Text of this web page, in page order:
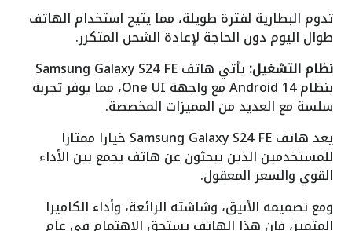
تدوم البطارية لفترة طويلة، مما يتيح استخدام الهاتف
طوال اليوم دون الحاجة لإعادة الشحن المتكرر.
نظام التشغيل:
يأتي هاتف Samsung Galaxy S24 FE
بنظام Android 14 مع واجهة One UI، مما يوفر تجربة
سلسة مع العديد من المميزات المخصصة.
يعد هاتف Samsung Galaxy S24 FE خيارا ممتازا
للمستخدمين الذين يبحثون عن هاتف يجمع بين الأداء
القوي والسعر المعقول.
ومع تصميمه الأنيق، وشاشته الرائعة، وأداء الكاميرا
المتميز، فإن هذا الهاتف يستحق الاهتمام في عام